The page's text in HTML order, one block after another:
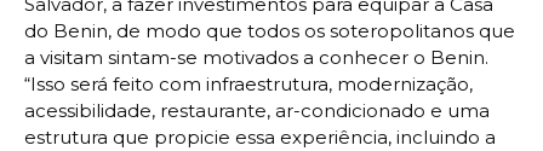
Salvador, a fazer investimentos para equipar a Casa
do Benin, de modo que todos os soteropolitanos que
a visitam sintam-se motivados a conhecer o Benin.
“Isso será feito com infraestrutura, modernização,
acessibilidade, restaurante, ar-condicionado e uma
estrutura que propicie essa experiência, incluindo a